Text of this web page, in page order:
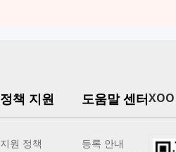
정책 지원
지원 정책
도움말 센터
등록 안내